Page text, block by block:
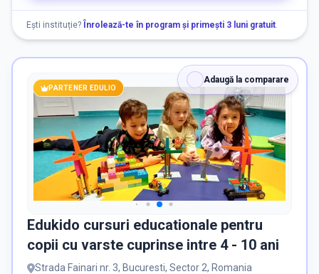
Vârstă
Nevoi Speciale
DISPONIBILITATE
RECRUTARE
Ești instituție? Înrolează-te în program și primești 3 luni gratuit.
Adaugă la comparare
PARTENER EDULIO
Edukido cursuri educationale pentru
copii cu varste cuprinse intre 4 - 10 ani
Strada Fainari nr. 3, Bucuresti, Sector 2, Romania